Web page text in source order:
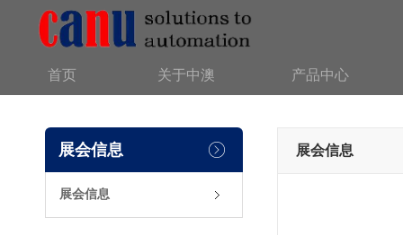
首页 关于中澳 产品中心
展会信息
展会信息
展会信息